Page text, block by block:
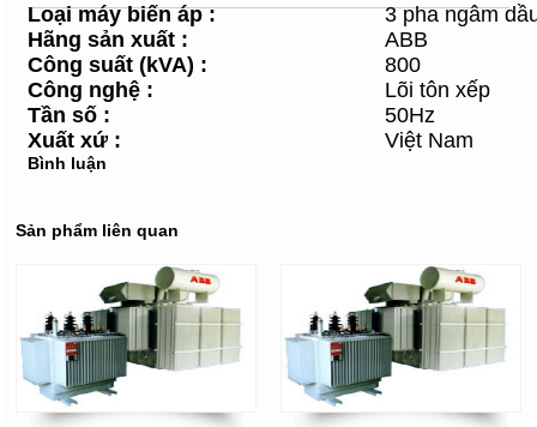
Loại máybiến áp :
3 pha ngâm
Hãng sản xuất :
ABB
Công suất (kVA) :
800
Công nghệ :
Lõi tôn xếp
Tần số :
50Hz
Xuất xứ : Việt Nam
Bình luận
Sản phẩm liên quan